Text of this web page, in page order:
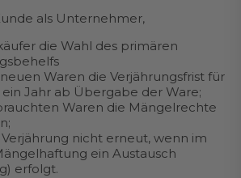
als Unternehmer,
die Wahl des primären
Waren die Verjährungsfrist für
Jahr ab Übergabe der Ware;
Waren die Mängelrechte
nicht erneut, wenn im
ein Austausch
erfolgt.